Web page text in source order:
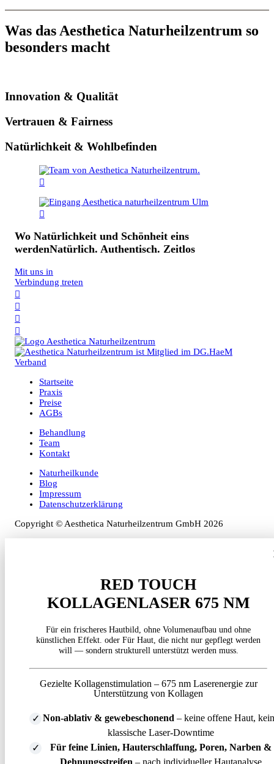
Was das Aesthetica Naturheilzentrum so
besonders macht
Innovation & Qualität
Vertrauen & Fairness
Natürlichkeit & Wohlbefinden


Wo Natürlichkeit und Schönheit eins
werdenNatürlich. Authentisch. Zeitlos
Mit uns in
Verbindung treten




Startseite
Praxis
Preise
AGBs
Behandlung
Team
Kontakt
Naturheilkunde
Blog
Impressum
Datenschutzerklärung
Copyright © Aesthetica Naturheilzentrum GmbH 2026
RED TOUCH
KOLLAGENLASER 675 NM
Für ein frischeres Hautbild, ohne Volumenaufbau und ohne
künstlichen Effekt. oder Für Haut, die nicht nur gepflegt werden
will — sondern strukturell unterstützt werden muss.
Gezielte Kollagenstimulation – 675 nm Laserenergie zur
Unterstützung von Kollagen
Non-ablativ & gewebeschonend – keine offene Haut,
klassische Laser-Downtime
Für feine Linien, Hauterschlaffung, Poren, Narben &